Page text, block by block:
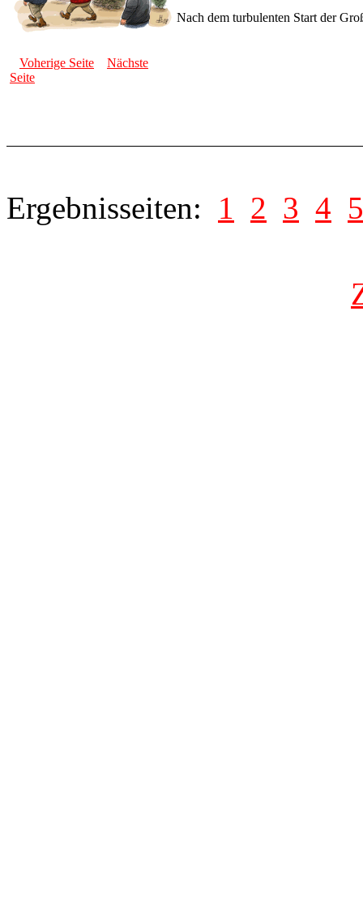
Nach dem turbulenten Start der
Voherige Seite
Nächste
Seite
Ergebnisseiten: 1 2 3 4 5